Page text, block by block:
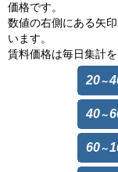
価格です。
数値の右側にある矢
います。
賃料価格は毎日集計
20～
40～
60～